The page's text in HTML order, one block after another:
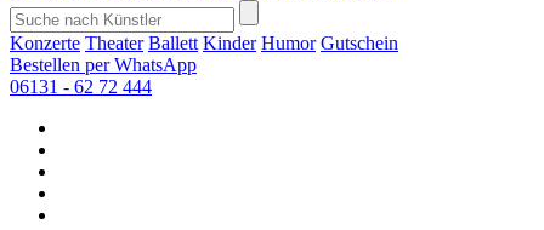
Konzerte Theater Ballett Kinder Humor Gutschein
Bestellen per WhatsApp
06131 - 62 72 444